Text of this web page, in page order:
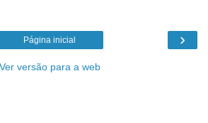
›
Página inicial
Ver versão para a web